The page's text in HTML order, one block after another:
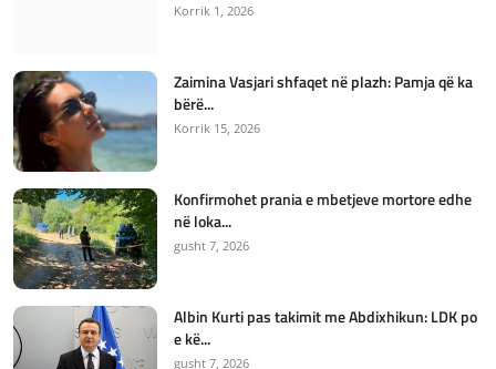
Korrik 1, 2026
Zaimina Vasjari shfaqet në plazh: Pamja që ka
bërë...
Korrik 15, 2026
Konfirmohet prania e mbetjeve mortore edhe
në loka...
gusht 7, 2026
Albin Kurti pas takimit me Abdixhikun: LDK po
e kë...
gusht 7, 2026